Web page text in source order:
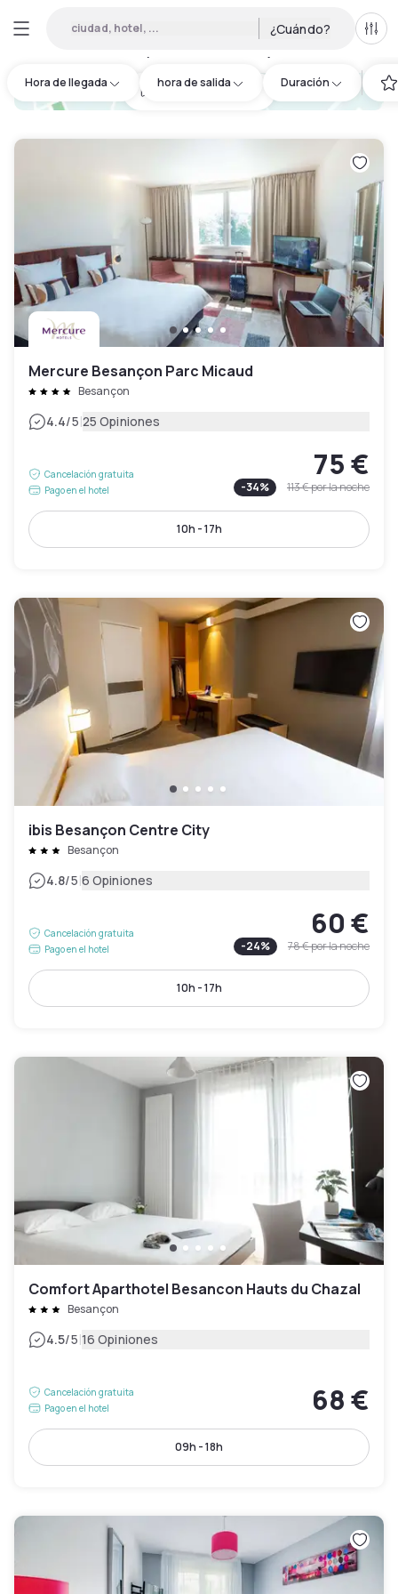
ciudad, hotel, ... ¿Cuándo?
Hora de llegada hora de salida Duración
hotel.cta.view_map
Mercure Besançon Parc Micaud
Besançon
4.4/5|25 Opiniones
Cancelación gratuita
Pago en el hotel
75 €
-34% 113 €por la noche
10h - 17h
ibis Besançon Centre City
Besançon
4.8/5|6 Opiniones
Cancelación gratuita
Pago en el hotel
60 €
-24% 78 €por la noche
10h - 17h
Comfort Aparthotel Besancon Hauts du Chazal
Besançon
4.5/5|16 Opiniones
Cancelación gratuita
Pago en el hotel
68 €
09h - 18h